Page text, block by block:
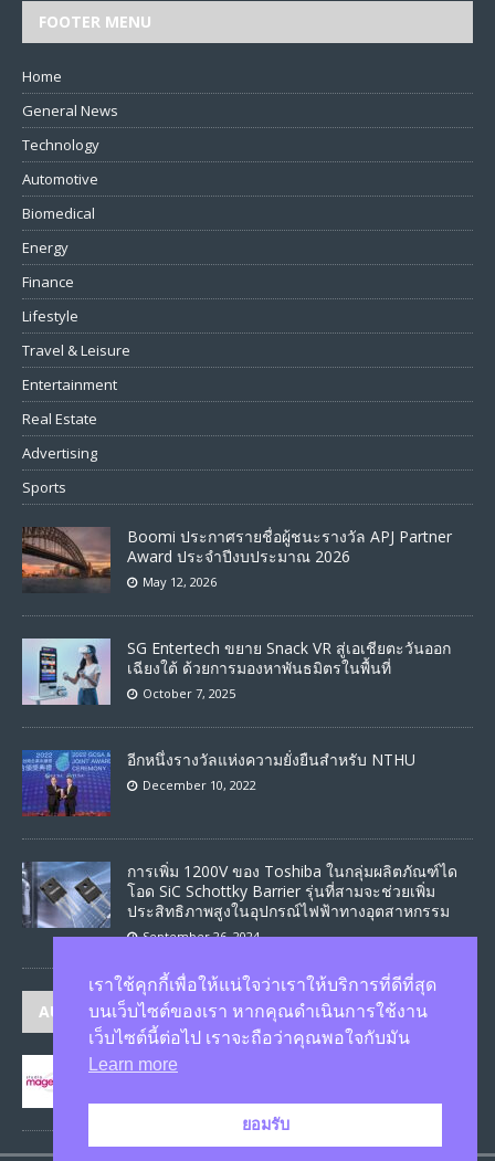
FOOTER MENU
Home
General News
Technology
Automotive
Biomedical
Energy
Finance
Lifestyle
Travel & Leisure
Entertainment
Real Estate
Advertising
Sports
Boomi ประกาศรายชื่อผู้ชนะรางวัล APJ Partner
Award ประจำปีงบประมาณ 2026
May 12, 2026
SG Entertech ขยาย Snack VR สู่เอเชียตะวันออก
เฉียงใต้ ด้วยการมองหาพันธมิตรในพื้นที่
October 7, 2025
อีกหนึ่งรางวัลแห่งความยั่งยืนสำหรับ NTHU
December 10, 2022
การเพิ่ม 1200V ของ Toshiba ในกลุ่มผลิตภัณฑ์ได
โอด SiC Schottky Barrier รุ่นที่สามจะช่วยเพิ่ม
ประสิทธิภาพสูงในอุปกรณ์ไฟฟ้าทางอุตสาหกรรม
September 26, 2024
AUTHORS
JASON
เราใช้คุกกี้เพื่อให้แน่ใจว่าเราให้บริการที่ดีที่สุด
บนเว็บไซต์ของเรา หากคุณดำเนินการใช้งาน
เว็บไซต์นี้ต่อไป เราจะถือว่าคุณพอใจกับมัน
Learn more
ยอมรับ